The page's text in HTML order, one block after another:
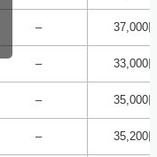
– 37,000
– 33,000
– 35,000
– 35,200